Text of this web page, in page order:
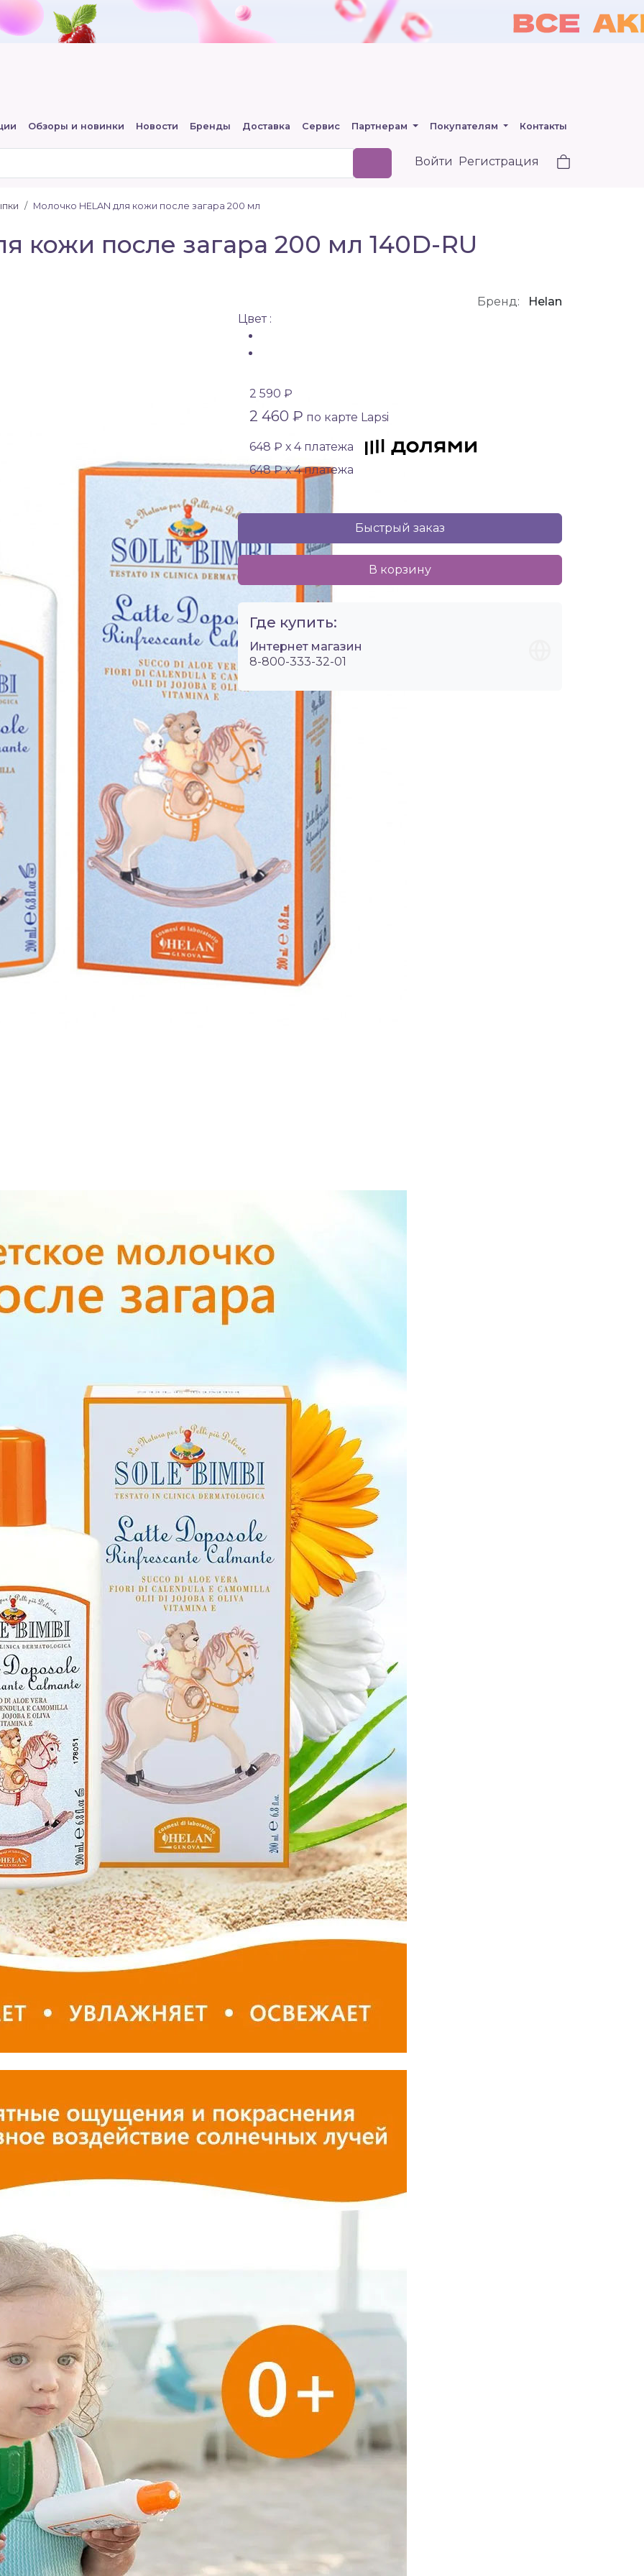
Обзоры и новинки Новости Бренды Доставка Сервис Партнерам Покупателям Контакты
Войти Регистрация
Молочко HELAN для кожи после загара 200 мл
кожи после загара 200 мл 140D-RU
Бренд:
Helan
Цвет :
2 590 ₽
2 460 ₽ по карте Lapsi
648 ₽ х 4 платежа
648 ₽ х 4 платежа
Быстрый заказ
В корзину
Где купить:
Интернет магазин
8-800-333-32-01